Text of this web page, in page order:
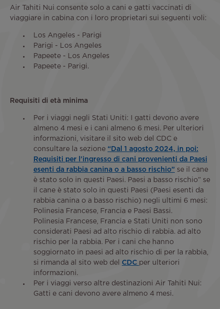
Air Tahiti Nui consente solo a cani e gatti vaccinati di
viaggiare in cabina con i loro proprietari sui seguenti voli:
Los Angeles - Parigi
Parigi - Los Angeles
Papeete - Los Angeles
Papeete - Parigi.
Requisiti di età minima
Per i viaggi negli Stati Uniti: I gatti devono avere
almeno 4 mesi e i cani almeno 6 mesi. Per ulteriori
informazioni, visitare il sito web del CDC e
consultare la sezione “Dal 1 agosto 2024, in poi:
Requisiti per l'ingresso di cani provenienti da Paesi
esenti da rabbia canina o a basso rischio” se il cane
è stato solo in questi Paesi. Paesi a basso rischio” se
il cane è stato solo in questi Paesi (Paesi esenti da
rabbia canina o a basso rischio) negli ultimi 6 mesi:
Polinesia Francese, Francia e Paesi Bassi.
Polinesia Francese, Francia e Stati Uniti non sono
considerati Paesi ad alto rischio di rabbia. ad alto
rischio per la rabbia. Per i cani che hanno
soggiornato in paesi ad alto rischio di per la rabbia,
si rimanda al sito web del CDC per ulteriori
informazioni.
Per i viaggi verso altre destinazioni Air Tahiti Nui:
Gatti e cani devono avere almeno 4 mesi.